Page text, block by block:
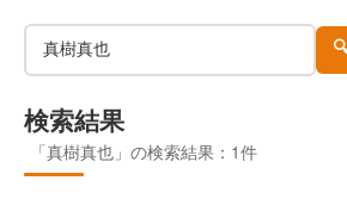
検索結果
「真樹真也」の検索結果：1件